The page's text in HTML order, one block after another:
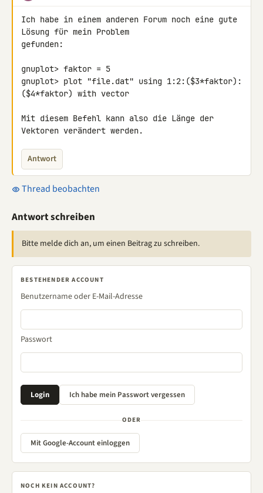
Ich habe in einem anderen Forum noch eine gute
Lösung für mein Problem
gefunden:
gnuplot> faktor = 5
gnuplot> plot "file.dat" using 1:2:($3*faktor):
($4*faktor) with vector
Mit diesem Befehl kann also die Länge der
Vektoren verändert werden.
Antwort
Thread beobachten
Antwort schreiben
Bitte melde dich an, um einen Beitrag zu schreiben.
BESTEHENDER ACCOUNT
Benutzername oder E-Mail-Adresse
Passwort
ODER
Mit Google-Account einloggen
NOCH KEIN ACCOUNT?